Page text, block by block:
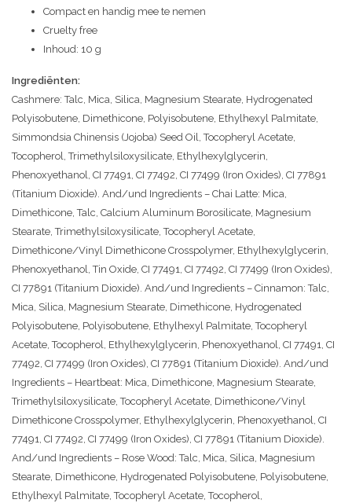
Compact en handig mee te nemen
Cruelty free
Inhoud: 10 g
Ingrediënten:
Cashmere: Talc, Mica, Silica, Magnesium Stearate, Hydrogenated
Polyisobutene, Dimethicone, Polyisobutene, Ethylhexyl Palmitate,
Simmondsia Chinensis (Jojoba) Seed Oil, Tocopheryl Acetate,
Tocopherol, Trimethylsiloxysilicate, Ethylhexylglycerin,
Phenoxyethanol, CI 77491, CI 77492, CI 77499 (Iron Oxides), CI 77891
(Titanium Dioxide). And/und Ingredients – Chai Latte: Mica,
Dimethicone, Talc, Calcium Aluminum Borosilicate, Magnesium
Stearate, Trimethylsiloxysilicate, Tocopheryl Acetate,
Dimethicone/Vinyl Dimethicone Crosspolymer, Ethylhexylglycerin,
Phenoxyethanol, Tin Oxide, CI 77491, CI 77492, CI 77499 (Iron Oxides),
CI 77891 (Titanium Dioxide). And/und Ingredients – Cinnamon: Talc,
Mica, Silica, Magnesium Stearate, Dimethicone, Hydrogenated
Polyisobutene, Polyisobutene, Ethylhexyl Palmitate, Tocopheryl
Acetate, Tocopherol, Ethylhexylglycerin, Phenoxyethanol, CI 77491, CI
77492, CI 77499 (Iron Oxides), CI 77891 (Titanium Dioxide). And/und
Ingredients – Heartbeat: Mica, Dimethicone, Magnesium Stearate,
Trimethylsiloxysilicate, Tocopheryl Acetate, Dimethicone/Vinyl
Dimethicone Crosspolymer, Ethylhexylglycerin, Phenoxyethanol, CI
77491, CI 77492, CI 77499 (Iron Oxides), CI 77891 (Titanium Dioxide).
And/und Ingredients – Rose Wood: Talc, Mica, Silica, Magnesium
Stearate, Dimethicone, Hydrogenated Polyisobutene, Polyisobutene,
Ethylhexyl Palmitate, Tocopheryl Acetate, Tocopherol,